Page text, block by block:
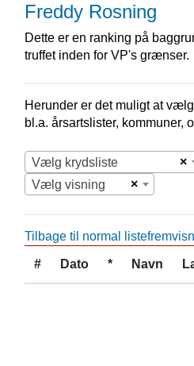
Freddy Rosning
Dette er en ranking på
truffet inden for VP's grænser.
Herunder er det muligt at
bl.a. årsartslister, kommuner,
×
Vælg krydsliste
×
Vælg visning
Tilbage til normal
# Dato * Navn